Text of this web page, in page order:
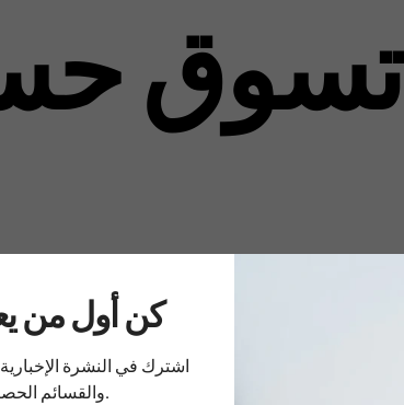
تسوق
..كن أول من
اشترك في النشرة
والقسائم الحصرية.